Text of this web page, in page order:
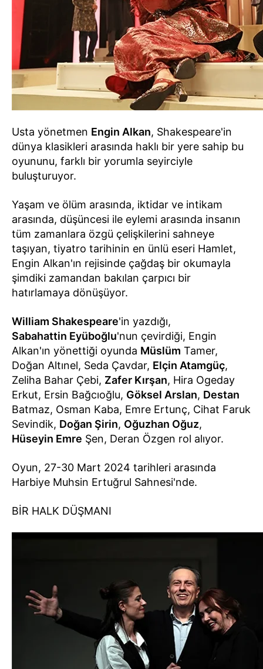
Usta yönetmen Engin Alkan, Shakespeare'in
dünya klasikleri arasında haklı bir yere sahip bu
oyununu, farklı bir yorumla seyirciyle
buluşturuyor.
Yaşam ve ölüm arasında, iktidar ve intikam
arasında, düşüncesi ile eylemi arasında insanın
tüm zamanlara özgü çelişkilerini sahneye
taşıyan, tiyatro tarihinin en ünlü eseri Hamlet,
Engin Alkan'ın rejisinde çağdaş bir okumayla
şimdiki zamandan bakılan çarpıcı bir
hatırlamaya dönüşüyor.
William Shakespeare'in yazdığı,
Sabahattin Eyüboğlu'nun çevirdiği, Engin
Alkan'ın yönettiği oyunda Müslüm Tamer,
Doğan Altınel, Seda Çavdar, Elçin Atamgüç,
Zeliha Bahar Çebi, Zafer Kırşan, Hira Ogeday
Erkut, Ersin Bağcıoğlu, Göksel Arslan, Destan
Batmaz, Osman Kaba, Emre Ertunç, Cihat Faruk
Sevindik, Doğan Şirin, Oğuzhan Oğuz,
Hüseyin Emre Şen, Deran Özgen rol alıyor.
Oyun, 27-30 Mart 2024 tarihleri arasında
Harbiye Muhsin Ertuğrul Sahnesi'nde.
BİR HALK DÜŞMANI